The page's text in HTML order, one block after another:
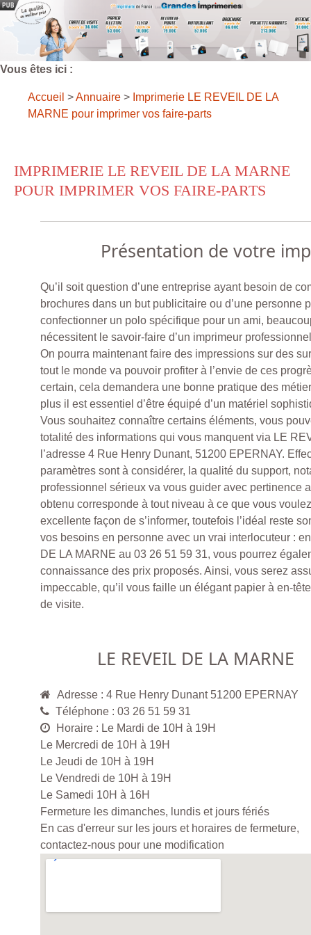
Vous êtes ici :
Accueil >Annuaire > Imprimerie LE REVEIL DE LA
MARNE pour imprimer vos faire-parts
IMPRIMERIE LE REVEIL DE LA MARNE
POUR IMPRIMER VOS FAIRE-PARTS
Présentation de votre
Qu’il soit question d’une entreprise ayant besoin de
brochures dans un but publicitaire ou d’une personne
confectionner un polo spécifique pour un ami,
nécessitent le savoir-faire d’un imprimeur
On pourra maintenant faire des impressions sur des
tout le monde va pouvoir profiter à l’envie de ces
certain, cela demandera une bonne pratique des
plus il est essentiel d’être équipé d’un matériel
Vous souhaitez connaître certains éléments, vous
totalité des informations qui vous manquent via LE
l’adresse 4 Rue Henry Dunant, 51200 EPERNAY.
paramètres sont à considérer, la qualité du support,
professionnel sérieux va vous guider avec pertinence
obtenu corresponde à tout niveau à ce que vous
excellente façon de s’informer, toutefois l’idéal reste
vos besoins en personne avec un vrai interlocuteur :
DE LA MARNE au 03 26 51 59 31, vous pourrez
connaissance des prix proposés. Ainsi, vous serez
impeccable, qu’il vous faille un élégant papier à en-
de visite.
LE REVEIL DE LA MARNE
Adresse : 4 Rue Henry Dunant 51200 EPERNAY
Téléphone : 03 26 51 59 31
Horaire : Le Mardi de 10H à 19H
Le Mercredi de 10H à 19H
Le Jeudi de 10H à 19H
Le Vendredi de 10H à 19H
Le Samedi 10H à 16H
Fermeture les dimanches, lundis et jours fériés
En cas d'erreur sur les jours et horaires de fermeture,
contactez-nous pour une modification